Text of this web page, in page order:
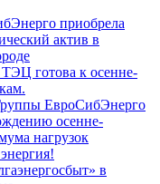
приобрела
актив в
ТЭЦ готова к осенне-
ЕвроСибЭнерго
осенне-
нагрузок
в